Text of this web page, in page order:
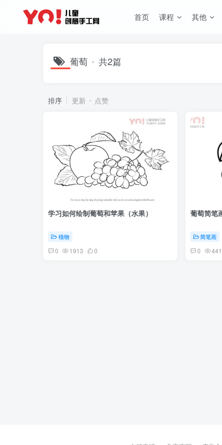
首页 课程 其他
葡萄 共2篇
排序 更新 点赞
学习如何绘制葡萄和苹果（水果）
植物
0 1913 0
葡萄简笔
简笔画
0 441